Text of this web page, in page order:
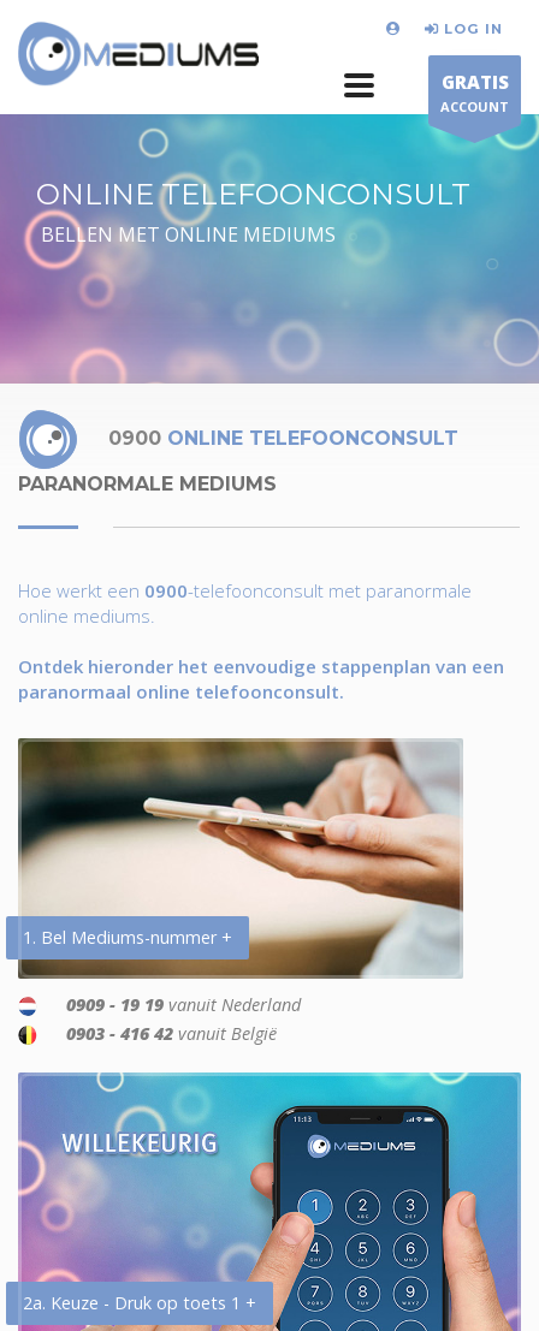
LOG IN
GRATIS
ACCOUNT
ONLINE TELEFOONCONSULT
BELLEN MET ONLINE MEDIUMS
0900 ONLINE TELEFOONCONSULT
PARANORMALE MEDIUMS
Hoe werkt een 0900-telefoonconsult met paranormale
online mediums.
Ontdek hieronder het eenvoudige stappenplan van een
paranormaal online telefoonconsult.
1. Bel Mediums-nummer +
0909 - 19 19 vanuit Nederland
0903 - 416 42 vanuit België
2a. Keuze - Druk op toets 1 +